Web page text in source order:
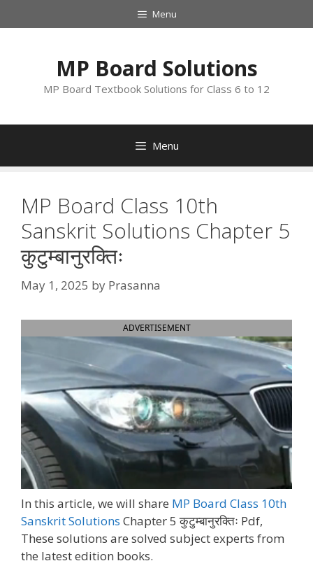
to
Menu
MP Board Solutions
MP Board Textbook Solutions for Class 6 to 12
Menu
MP Board Class 10th
Sanskrit Solutions Chapter 5
कुटुम्बानुरक्तिः
May 1, 2025 by Prasanna
ADVERTISEMENT
In this article, we will share MP Board Class 10th
Sanskrit Solutions Chapter 5 कुटुम्बानुरक्तिः Pdf,
These solutions are solved subject experts from
the latest edition books.